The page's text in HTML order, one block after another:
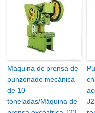
Máquina de prensa de
punzonado mecánica
de 10
toneladas/Máquina de